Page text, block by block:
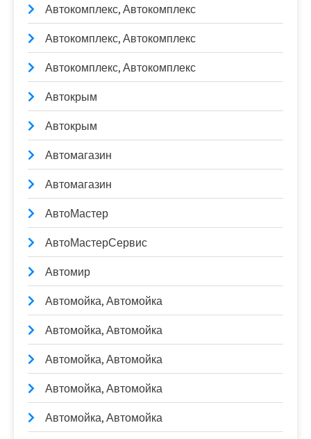
Автокомплекс, Автокомплекс
Автокомплекс, Автокомплекс
Автокомплекс, Автокомплекс
Автокрым
Автокрым
Автомагазин
Автомагазин
АвтоМастер
АвтоМастерСервис
Автомир
Автомойка, Автомойка
Автомойка, Автомойка
Автомойка, Автомойка
Автомойка, Автомойка
Автомойка, Автомойка